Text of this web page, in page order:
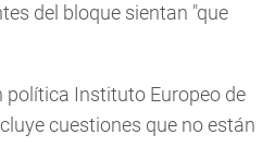
del bloque sientan "que
política Instituto Europeo de
cuestiones que no están